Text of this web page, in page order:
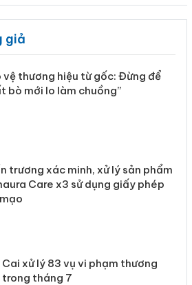
giả
vệ thương hiệu từ gốc: Đừng để
bò mới lo làm chuồng”
trương xác minh, xử lý sản phẩm
Care x3 sử dụng giấy phép
Cai xử lý 83 vụ vi phạm thương
trong tháng 7